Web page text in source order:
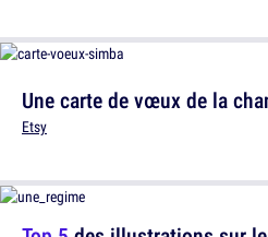
Une carte de vœux de la
Etsy